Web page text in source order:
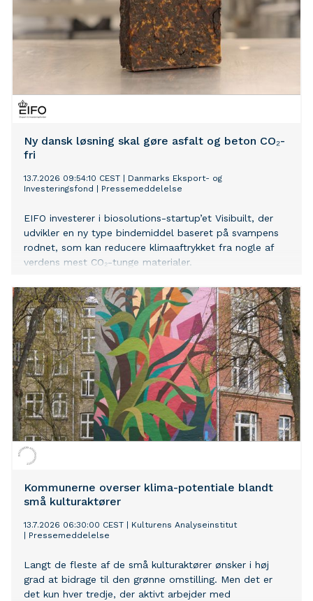
Ny dansk løsning skal gøre asfalt og beton CO₂-
fri
13.7.2026 09:54:10 CEST
Danmarks Eksport- og
Investeringsfond
Pressemeddelelse
EIFO investerer i biosolutions-startup’et Visibuilt, der
udvikler en ny type bindemiddel baseret på svampens
rodnet, som kan reducere klimaaftrykket fra nogle af
verdens mest CO₂-tunge materialer.
Kommunerne overser klima-potentiale blandt
små kulturaktører
13.7.2026 06:30:00 CEST
Kulturens Analyseinstitut
Pressemeddelelse
Langt de fleste af de små kulturaktører ønsker i høj
grad at bidrage til den grønne omstilling. Men det er
det kun hver tredje, der aktivt arbejder med